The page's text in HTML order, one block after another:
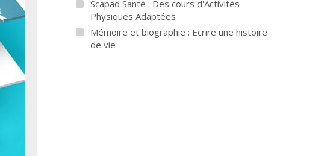
Scapad Santé : Des cours d'Activités
Physiques Adaptées
Mémoire et biographie : Ecrire une histoire
de vie